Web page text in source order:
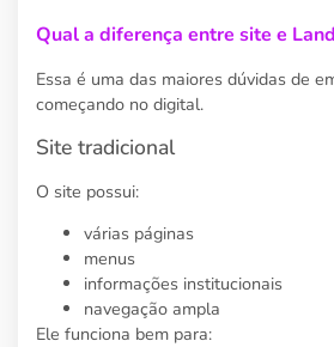
Qual a diferença entre site e
Essa é uma das maiores dúvidas de
começando no digital.
Site tradicional
O site possui:
várias páginas
menus
informações institucionais
navegação ampla
Ele funciona bem para: